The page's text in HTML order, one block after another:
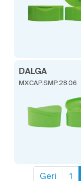
DALGA
MXCAP.SMP.28.06
Geri 1